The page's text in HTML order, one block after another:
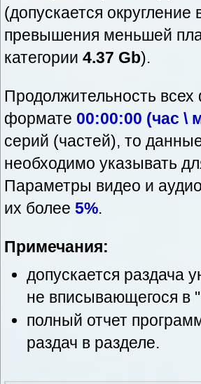
(допускается
превышения меньшей
категории 4.37 Gb).
Продолжительность
формате 00:00:00 (час \
серий (частей), то
необходимо указывать
Параметры видео и
их более 5%.
Примечания:
допускается раздача
не вписывающегося в
полный отчет
раздач в разделе.